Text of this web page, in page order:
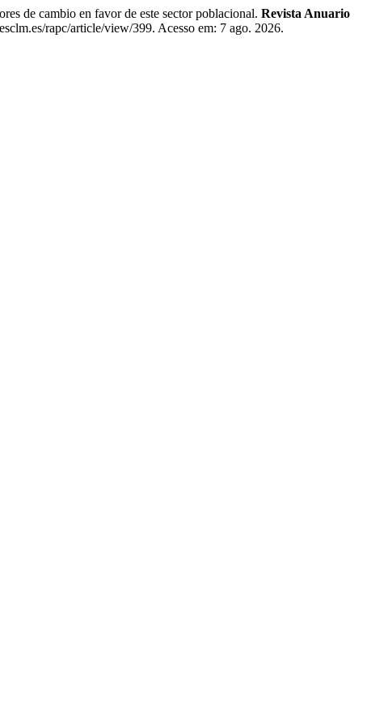
de cambio en favor de este sector poblacional. Revista Anuario
rapc/article/view/399. Acesso em: 7 ago. 2026.